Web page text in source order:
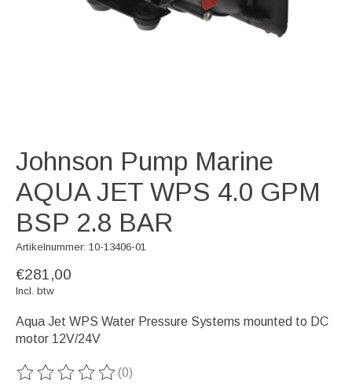
Johnson Pump Marine
AQUA JET WPS 4.0 GPM
BSP 2.8 BAR
Artikelnummer: 10-13406-01
€281,00
Incl. btw
Aqua Jet WPS Water Pressure Systems mounted to DC
motor 12V/24V
De beoordeling van dit product is
(0)